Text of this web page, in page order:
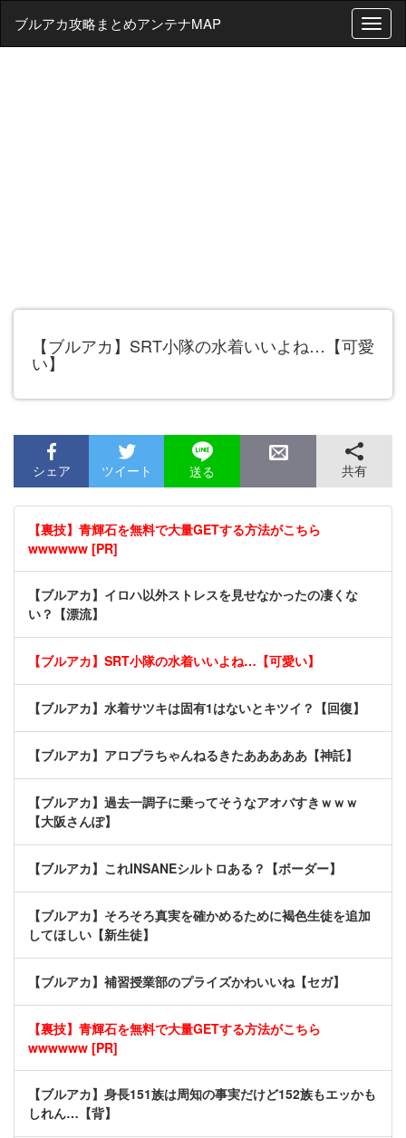
T
o
ブルアカ攻略まとめアンテナMAP
【ブルアカ】SRT小隊の水着いいよね…【可愛
い】
シェア ツイート 送る 共有
【裏技】青輝石を無料で大量GETする方法がこちら
wwwwww [PR]
【ブルアカ】イロハ以外ストレスを見せなかったの凄くな
い？【漂流】
【ブルアカ】SRT小隊の水着いいよね…【可愛い】
【ブルアカ】水着サツキは固有1はないとキツイ？【回復】
【ブルアカ】アロプラちゃんねるきたあああああ【神託】
【ブルアカ】過去一調子に乗ってそうなアオバすきｗｗｗ
【大阪さんぽ】
【ブルアカ】これINSANEシルトロある？【ボーダー】
【ブルアカ】そろそろ真実を確かめるために褐色生徒を追加
してほしい【新生徒】
【ブルアカ】補習授業部のプライズかわいいね【セガ】
【裏技】青輝石を無料で大量GETする方法がこちら
wwwwww [PR]
【ブルアカ】身長151族は周知の事実だけど152族もエッかも
しれん…【背】